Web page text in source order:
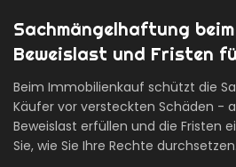
Sachmängelhaftung
Beweislast und Fristen
Beim Immobilienkauf schützt die
Käufer vor versteckten Schäden -
Beweislast erfüllen und die Fristen
Sie, wie Sie Ihre Rechte durchsetzen.